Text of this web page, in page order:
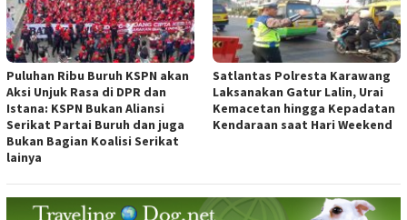
Puluhan Ribu Buruh KSPN akan
Aksi Unjuk Rasa di DPR dan
Istana: KSPN Bukan Aliansi
Serikat Partai Buruh dan juga
Bukan Bagian Koalisi Serikat
lainya
Satlantas Polresta Karawang
Laksanakan Gatur Lalin, Urai
Kemacetan hingga Kepadatan
Kendaraan saat Hari Weekend